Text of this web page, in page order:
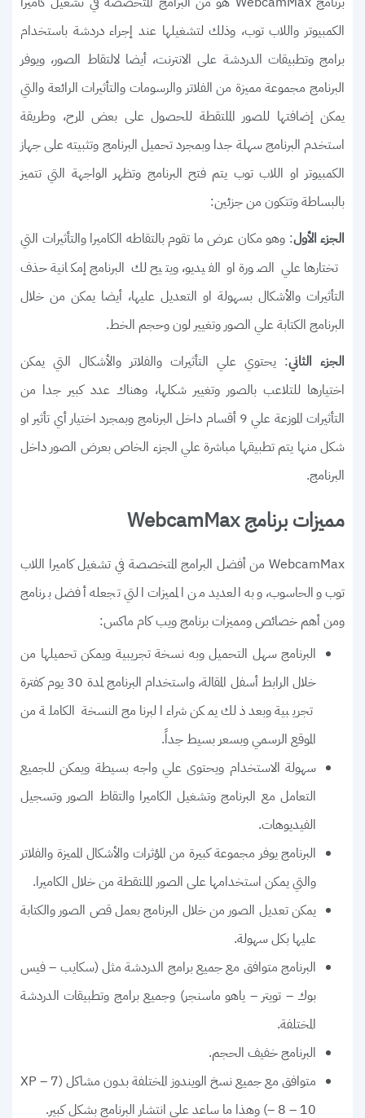
الكمبيوتر واللاب توب، وذلك لتشغيلها عند إجراء دردشة باستخدام
برامج وتطبيقات الدردشة على الانترنت، أيضا لالتقاط الصور، ويوفر
البرنامج مجموعة مميزة من الفلاتر والرسومات والتأثيرات الرائعة والتي
يمكن إضافتها للصور الملتقطة للحصول على بعض المرح، وطريقة
استخدم البرنامج سهلة جدا وبمجرد تحميل البرنامج وتثبيته على جهاز
الكمبيوتر او اللاب توب يتم فتح البرنامج وتظهر الواجهة التي تتميز
بالبساطة وتتكون من جزئين:
الجزء الأول: وهو مكان عرض ما تقوم بالتقاطه الكاميرا والتأثيرات التي
تختارها علي الصورة او الفيديو، ويتيح لك البرنامج إمكانية حذف
التأثيرات والأشكال بسهولة او التعديل عليها، أيضا يمكن من خلال
البرنامج الكتابة علي الصور وتغيير لون وحجم الخط.
الجزء الثاني: يحتوي علي التأثيرات والفلاتر والأشكال التي يمكن
اختيارها للتلاعب بالصور وتغيير شكلها، وهناك عدد كبير جدا من
التأثيرات الموزعة علي 9 أقسام داخل البرنامج وبمجرد اختيار أي تأثير او
شكل منها يتم تطبيقها مباشرة علي الجزء الخاص بعرض الصور داخل
البرنامج.
مميزات برنامج WebcamMax
WebcamMax من أفضل البرامج المتخصصة في تشغيل كاميرا اللاب
توب والحاسوب، وبه العديد من المميزات التي تجعله أفضل برنامج
ومن أهم خصائص ومميزات برنامج ويب كام ماكس:
البرنامج سهل التحميل وبه نسخة تجريبية ويمكن تحميلها من
خلال الرابط أسفل المقالة، واستخدام البرنامج لمدة 30 يوم كفترة
تجريبية وبعد ذلك يمكن شراء البرنامج النسخة الكاملة من
الموقع الرسمي وبسعر بسيط جداً.
سهولة الاستخدام ويحتوى علي واجه بسيطة ويمكن للجميع
التعامل مع البرنامج وتشغيل الكاميرا والتقاط الصور وتسجيل
الفيديوهات.
البرنامج يوفر مجموعة كبيرة من المؤثرات والأشكال المميزة والفلاتر
والتي يمكن استخدامها على الصور الملتقطة من خلال الكاميرا.
يمكن تعديل الصور من خلال البرنامج بعمل قص الصور والكتابة
عليها بكل سهولة.
البرنامج متوافق مع جميع برامج الدردشة مثل (سكايب – فيس
بوك – تويتر – ياهو ماسنجر) وجميع برامج وتطبيقات الدردشة
المختلفة.
البرنامج خفيف الحجم.
متوافق مع جميع نسخ الويندوز المختلفة بدون مشاكل (XP – 7
– 8 – 10) وهذا ما ساعد علي انتشار البرنامج بشكل كبير.